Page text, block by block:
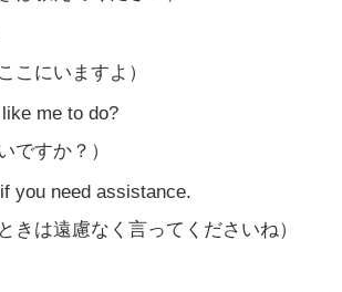
こにいますよ）
me to do?
ですか？）
you need assistance.
きは遠慮なく言ってくださいね）